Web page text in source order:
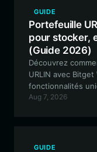
GUIDE
Portefeuille
pour stocker,
(Guide 2026)
Découvrez
URLIN avec
fonctionnalités
Solana et
Aug 7, 2026
GUIDE